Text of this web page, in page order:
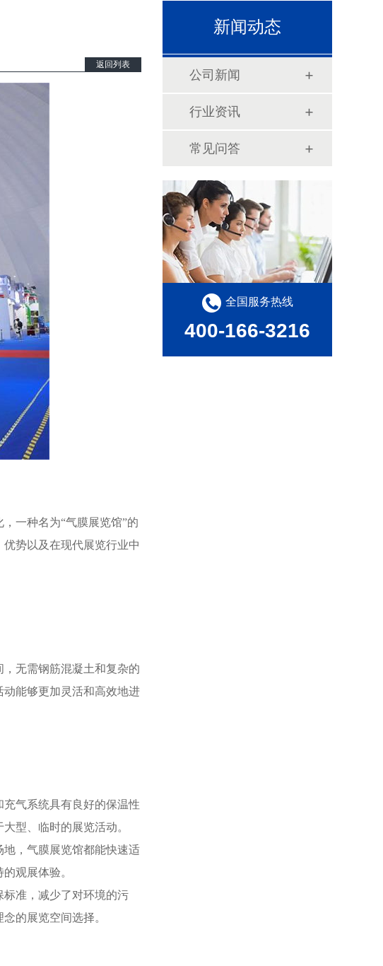
返回列表
一种名为“气膜展览馆”的
势以及在现代展览行业中
无需钢筋混凝土和复杂的
能够更加灵活和高效地进
气系统具有良好的保温性
型、临时的展览活动。
，气膜展览馆都能快速适
观展体验。
准，减少了对环境的污
的展览空间选择。
新闻动态
公司新闻
行业资讯
常见问答
全国服务热线
400-166-3216